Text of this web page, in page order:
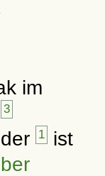
im
3
1 ist